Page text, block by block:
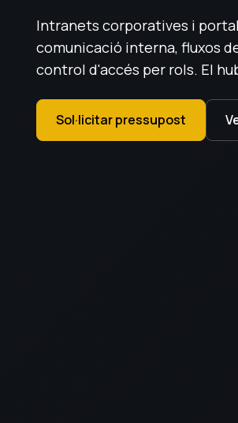
Intranets corporatives i
comunicació interna, fluxos
control d'accés per rols. El
Sol·licitar pressupost